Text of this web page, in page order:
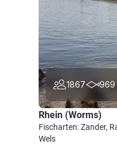
1867 969
Rhein (Worms)
Fischarten: Zander,
Wels